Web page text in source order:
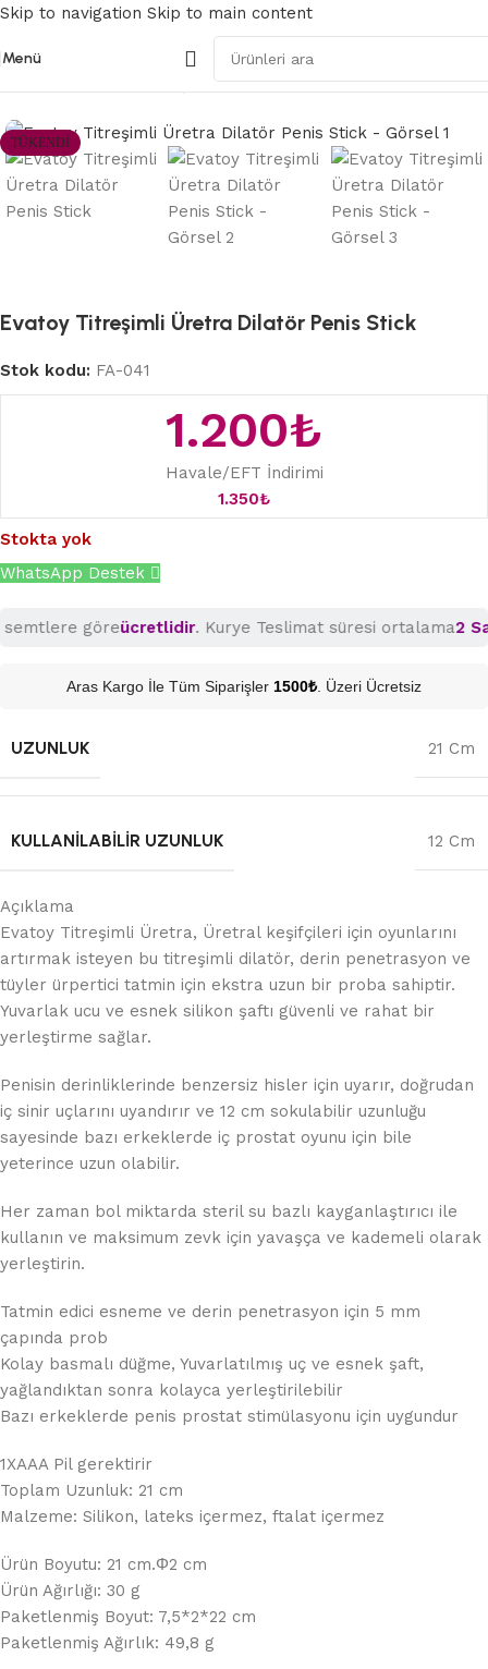
Skip to navigation Skip to main content
Menü
BDSM Fetiş ve Fantezi
TÜKENDI
Evatoy Titreşimli Üretra Dilatör Penis Stick
Stok kodu: FA-041
1.200₺
Havale/EFT İndirimi
1.350₺
Stokta yok
WhatsApp Destek
göreücretlidir. Kurye Teslimat süresi ortalama2 Saat
Aras Kargo İle Tüm Siparişler 1500₺ . Üzeri Ücretsiz
UZUNLUK 21 Cm
KULLANILABILIR UZUNLUK 12 Cm
Açıklama
Evatoy Titreşimli Üretra, Üretral keşifçileri için oyunlarını
artırmak isteyen bu titreşimli dilatör, derin penetrasyon ve
tüyler ürpertici tatmin için ekstra uzun bir proba sahiptir.
Yuvarlak ucu ve esnek silikon şaftı güvenli ve rahat bir
yerleştirme sağlar.
Penisin derinliklerinde benzersiz hisler için uyarır, doğrudan
iç sinir uçlarını uyandırır ve 12 cm sokulabilir uzunluğu
sayesinde bazı erkeklerde iç prostat oyunu için bile
yeterince uzun olabilir.
Her zaman bol miktarda steril su bazlı kayganlaştırıcı ile
kullanın ve maksimum zevk için yavaşça ve kademeli olarak
yerleştirin.
Tatmin edici esneme ve derin penetrasyon için 5 mm
çapında prob
Kolay basmalı düğme, Yuvarlatılmış uç ve esnek şaft,
yağlandıktan sonra kolayca yerleştirilebilir
Bazı erkeklerde penis prostat stimülasyonu için uygundur
1XAAA Pil gerektirir
Toplam Uzunluk: 21 cm
Malzeme: Silikon, lateks içermez, ftalat içermez
Ürün Boyutu: 21 cm.Φ2 cm
Ürün Ağırlığı: 30 g
Paketlenmiş Boyut: 7,5*2*22 cm
Paketlenmiş Ağırlık: 49,8 g